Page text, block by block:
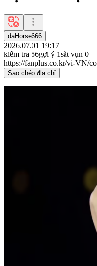
daHorse666
2026.07.01 19:17
kiểm tra 56gợi ý 1sắt vụn 0
https://fanplus.co.kr/vi-VN/
Sao chép địa chỉ